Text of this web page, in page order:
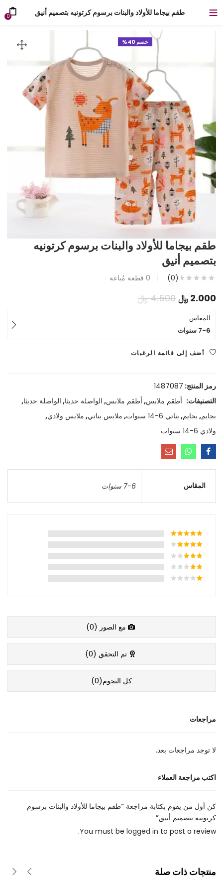
طقم بيجاما للأولاد والبنات برسوم كرتونيه بتصميم أنيق 0
خصم 40%
طقم بيجاما للأولاد والبنات برسوم كرتونيه
بتصميم أنيق
(0)
0 قطعة مُباعة
2.000 ﷼السعر
هو:
2.000 ﷼.
4.500 ﷼السعر
4.500 ﷼.
المقاس
7-6 سنوات
أضف إلى قائمة الرغبات
رمز المنتج: 1487087
التصنيفات: أطقم ملابس, أطقم ملابس, الواصلة حديثا, الواصلة حديثا,
بجايم, بجايم, بناتي 6-14 سنوات , ملابس بناتي, ملابس ولادي,
ولادي 6-14 سنوات
المقاس 7-6 سنوات
مع الصور (0
)
تم التحقق (0
)
كل النجوم(0
)
مراجعات
لا توجد مراجعات بعد.
اكتب مراجعة العملاء
كن أول من يقوم بكتابة مراجعة “طقم بيجاما للأولاد والبنات برسوم
كرتونيه بتصميم أنيق”
You must be logged in to post a review.
منتجات ذات صلة